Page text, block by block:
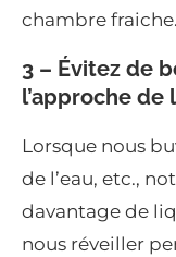
chambre fraiche.
3 – Évitez de
l’approche de
Lorsque nous
de l’eau, etc.,
davantage de
nous réveiller